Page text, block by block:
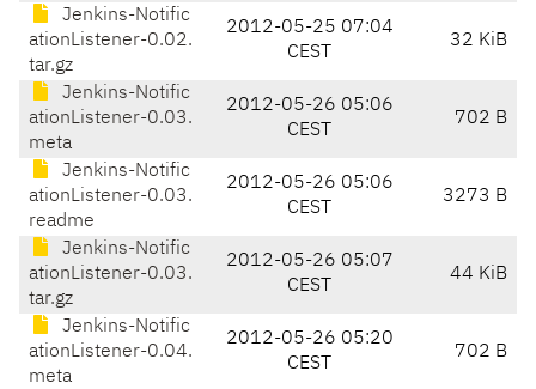
Jenkins-Notific
ationListener-0.02.
tar.gz
2012-05-25 07:04
CEST
32 KiB
Jenkins-Notific
ationListener-0.03.
meta
2012-05-26 05:06
CEST
702 B
Jenkins-Notific
ationListener-0.03.
readme
2012-05-26 05:06
CEST
3273 B
Jenkins-Notific
ationListener-0.03.
tar.gz
2012-05-26 05:07
CEST
44 KiB
Jenkins-Notific
ationListener-0.04.
meta
2012-05-26 05:20
CEST
702 B